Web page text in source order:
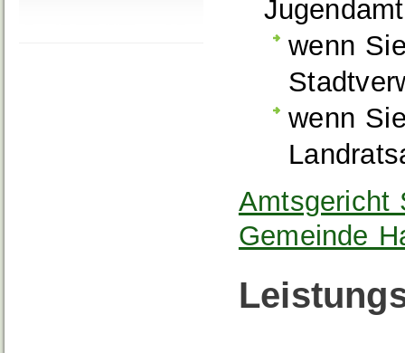
wenn
wenn
Amtsgericht
Gemeinde